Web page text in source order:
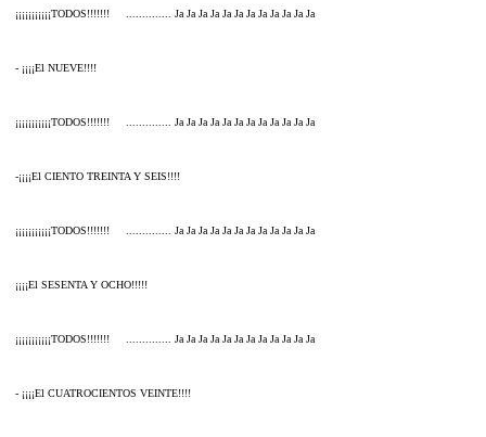
¡¡¡¡¡¡¡¡¡¡¡TODOS!!!!!!! .............. Ja Ja Ja Ja Ja Ja Ja Ja Ja Ja Ja Ja
- ¡¡¡¡El NUEVE!!!!
¡¡¡¡¡¡¡¡¡¡¡TODOS!!!!!!! .............. Ja Ja Ja Ja Ja Ja Ja Ja Ja Ja Ja Ja
-¡¡¡¡El CIENTO TREINTA Y SEIS!!!!
¡¡¡¡¡¡¡¡¡¡¡TODOS!!!!!!! .............. Ja Ja Ja Ja Ja Ja Ja Ja Ja Ja Ja Ja
¡¡¡¡El SESENTA Y OCHO!!!!!
¡¡¡¡¡¡¡¡¡¡¡TODOS!!!!!!! .............. Ja Ja Ja Ja Ja Ja Ja Ja Ja Ja Ja Ja
- ¡¡¡¡El CUATROCIENTOS VEINTE!!!!